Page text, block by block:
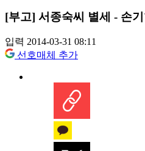
[부고] 서종숙씨 별세 - 손
입력 2014-03-31 08:11
선호매체 추가